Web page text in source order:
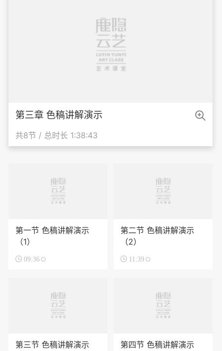
第三章 色稿讲解演示
共8节 / 总时长 1:38:43

第一节 色稿讲解演示
（1）
 09:36
第二节 色稿讲解演示
（2）
 11:39
第三节 色稿讲解演示
第四节 色稿讲解演示